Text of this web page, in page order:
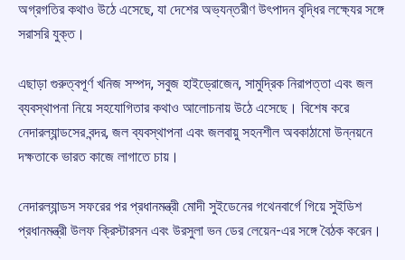
অগ্রগতির কথাও উঠে এসেছে, যা দেশের অভ্যন্তরীণ উৎপাদন বৃদ্ধির লক্ষ্যের সঙ্গে
সরাসরি যুক্ত।
এছাড়া গুরুত্বপূর্ণ খনিজ সম্পদ, সবুজ হাইড্রোজেন, সামুদ্রিক নিরাপত্তা এবং জল
ব্যবস্থাপনা নিয়ে সহযোগিতার কথাও আলোচনায় উঠে এসেছে। বিশেষ করে
নেদারল্যান্ডসের বন্দর, জল ব্যবস্থাপনা এবং জলবায়ু সহনশীল অবকাঠামো উন্নয়নে
দক্ষতাকে ভারত কাজে লাগাতে চায়।
নেদারল্যান্ডস সফরের পর প্রধানমন্ত্রী মোদী সুইডেনের গথেনবার্গে গিয়ে সুইডিশ
প্রধানমন্ত্রী উলফ ক্রিস্টারসন এবং উরসুলা ভন ডের লেয়েন-এর সঙ্গে বৈঠক করেন।